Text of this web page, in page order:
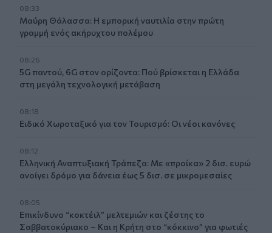
08:33
Μαύρη Θάλασσα: Η εμπορική ναυτιλία στην πρώτη
γραμμή ενός ακήρυχτου πολέμου
08:26
5G παντού, 6G στον ορίζοντα: Πού βρίσκεται η Ελλάδα
στη μεγάλη τεχνολογική μετάβαση
08:18
Ειδικό Χωροταξικό για τον Τουρισμό: Οι νέοι κανόνες
08:12
Ελληνική Αναπτυξιακή Τράπεζα: Με «προίκα» 2 δισ. ευρώ
ανοίγει δρόμο για δάνεια έως 5 δισ. σε μικρομεσαίες
08:05
Επικίνδυνο “κοκτέιλ” μελτεμιών και ζέστης το
Σαββατοκύριακο – Και η Κρήτη στο “κόκκινο” για φωτιές